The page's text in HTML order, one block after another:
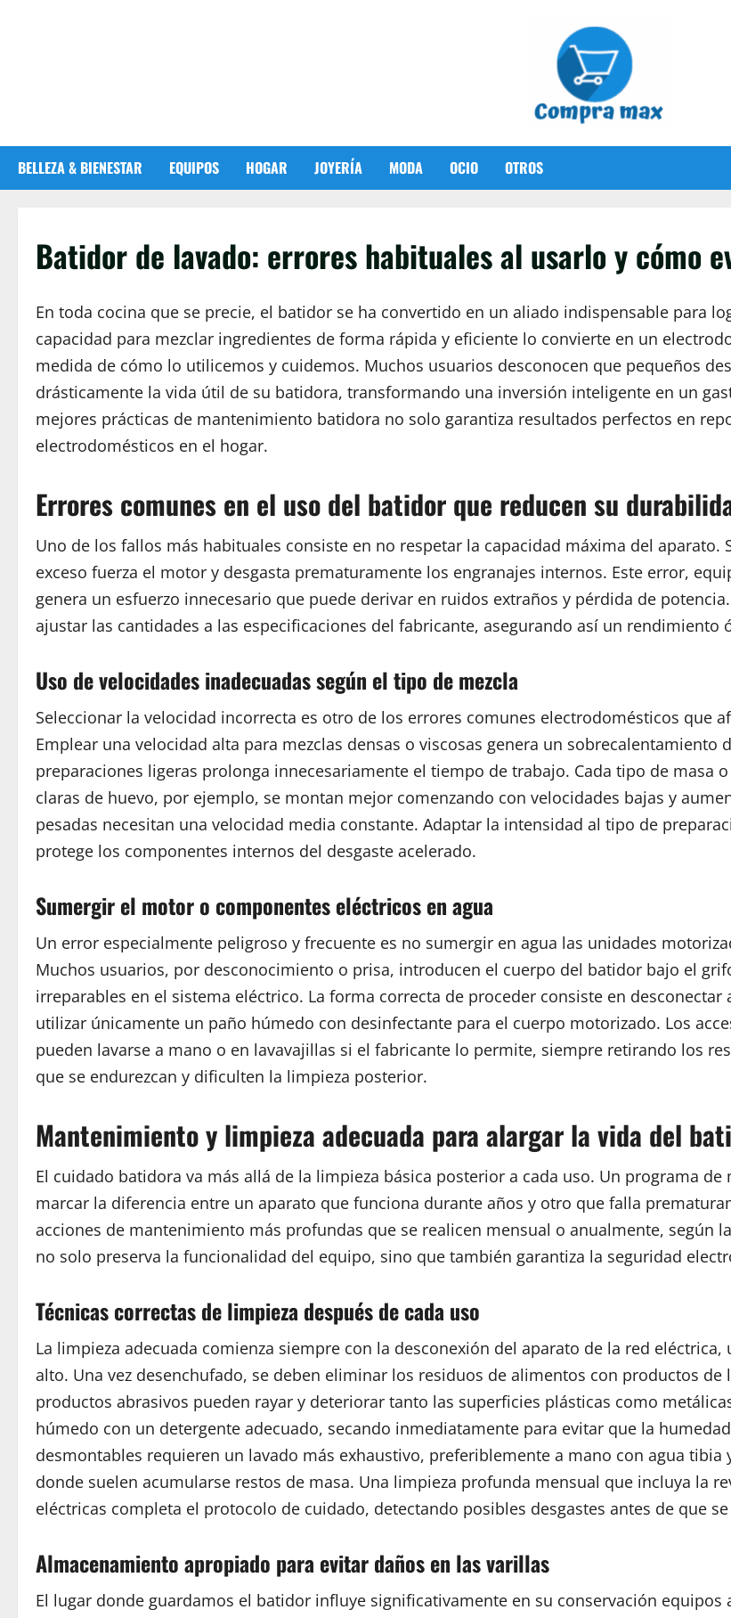
BELLEZA & BIENESTAR EQUIPOS HOGAR JOYERÍA MODA OCIO OTROS
Batidor de lavado: errores habituales al usarlo y cómo
En toda cocina que se precie, el batidor se ha convertido en un aliado indispensable para
capacidad para mezclar ingredientes de forma rápida y eficiente lo convierte en un
medida de cómo lo utilicemos y cuidemos. Muchos usuarios desconocen que pequeños
drásticamente la vida útil de su batidora, transformando una inversión inteligente en un
mejores prácticas de mantenimiento batidora no solo garantiza resultados perfectos en
electrodomésticos en el hogar.
Errores comunes en el uso del batidor que reducen su
Uno de los fallos más habituales consiste en no respetar la capacidad máxima del aparato.
exceso fuerza el motor y desgasta prematuramente los engranajes internos. Este error,
genera un esfuerzo innecesario que puede derivar en ruidos extraños y pérdida de
ajustar las cantidades a las especificaciones del fabricante, asegurando así un rendimiento
Uso de velocidades inadecuadas según el tipo de mezcla
Seleccionar la velocidad incorrecta es otro de los errores comunes electrodomésticos que
Emplear una velocidad alta para mezclas densas o viscosas genera un
preparaciones ligeras prolonga innecesariamente el tiempo de trabajo. Cada tipo de masa
claras de huevo, por ejemplo, se montan mejor comenzando con velocidades bajas y
pesadas necesitan una velocidad media constante. Adaptar la intensidad al tipo de
protege los componentes internos del desgaste acelerado.
Sumergir el motor o componentes eléctricos en agua
Un error especialmente peligroso y frecuente es no sumergir en agua las unidades
Muchos usuarios, por desconocimiento o prisa, introducen el cuerpo del batidor bajo el
irreparables en el sistema eléctrico. La forma correcta de proceder consiste en
utilizar únicamente un paño húmedo con desinfectante para el cuerpo motorizado. Los
pueden lavarse a mano o en lavavajillas si el fabricante lo permite, siempre retirando los
que se endurezcan y dificulten la limpieza posterior.
Mantenimiento y limpieza adecuada para alargar la vida del
El cuidado batidora va más allá de la limpieza básica posterior a cada uso. Un programa
marcar la diferencia entre un aparato que funciona durante años y otro que falla
acciones de mantenimiento más profundas que se realicen mensual o anualmente, según
no solo preserva la funcionalidad del equipo, sino que también garantiza la seguridad
Técnicas correctas de limpieza después de cada uso
La limpieza adecuada comienza siempre con la desconexión del aparato de la red
alto. Una vez desenchufado, se deben eliminar los residuos de alimentos con productos
productos abrasivos pueden rayar y deteriorar tanto las superficies plásticas como
húmedo con un detergente adecuado, secando inmediatamente para evitar que la
desmontables requieren un lavado más exhaustivo, preferiblemente a mano con agua
donde suelen acumularse restos de masa. Una limpieza profunda mensual que incluya la
eléctricas completa el protocolo de cuidado, detectando posibles desgastes antes de que
Almacenamiento apropiado para evitar daños en las varillas
El lugar donde guardamos el batidor influye significativamente en su conservación